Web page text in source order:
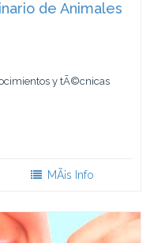
de Animales
y tÃ©cnicas
MÃ¡s Info